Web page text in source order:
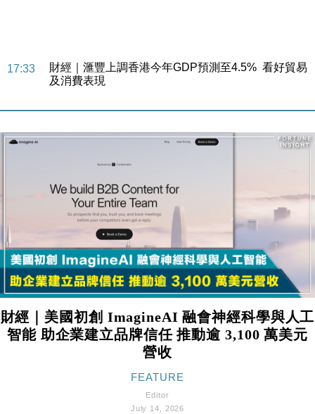
16:47
本地｜假冒內地執法人員要求交「保證金」 43歲女子
損失近6900萬元
15:47
財經｜恒隆10月換帥 玩具「反」斗城亞洲CEO蔡德
財經｜內地7月美元計價出口增近24%勝預期 貿易順
差達1125億美元
12:44
財經｜日本春季三度入市撐日圓 4月單日斥6.28萬億
日圓干預創新高
11:12
國際｜特朗普料美伊戰事快結束 承認部分彈藥庫存緊
張
15:59
財經｜SA售股自救後再出手 斥4億美元押注未上市公
司
財經｜華僑銀行上半年淨利創新高 中期息增15%至
財經｜美國初創 ImagineAI 融會神經科學與人工
智能 助企業建立品牌信任 推動逾 3,100 萬美元
營收
FEATURE
Editor
July 14, 2026